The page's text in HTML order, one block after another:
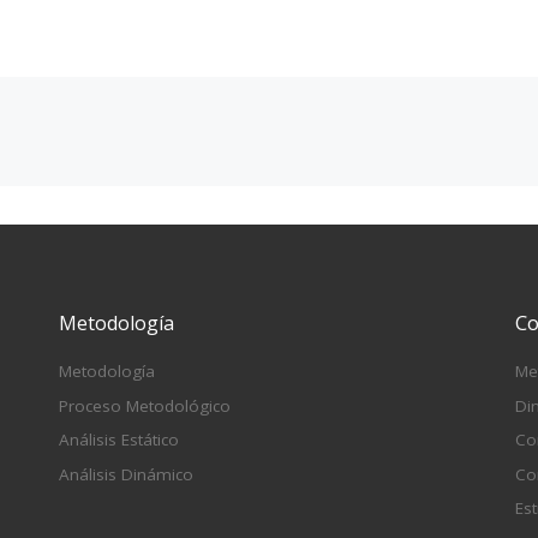
Metodología
Metodología
Proceso Metodológico
Análisis Estático
Análisis Dinámico